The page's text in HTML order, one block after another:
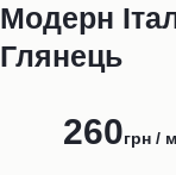
Модерн
Глянець
260грн /